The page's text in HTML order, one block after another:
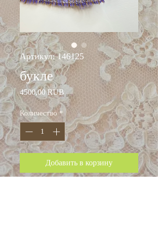
Артикул: 146125
букле
4500,00 RUBЦена
Количество *
Добавить в корзину